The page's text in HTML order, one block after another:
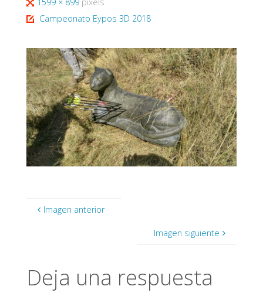
completo
Campeonato Eypos 3D 2018
Imagen anterior
Imagen siguiente
Deja una respuesta